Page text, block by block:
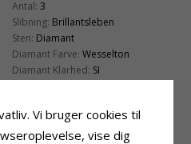
Antal: 3
Slibning: Brillantsleben
Sten: Diamant
Diamant Farve: Wesselton
Diamant Klarhed: SI
Leveringstid
Leveringstid:
Vi bruger cookies til
vise dig